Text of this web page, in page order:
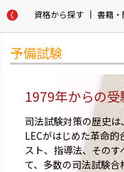
資格から探す 書籍・
予備試験
1979年からの受
司法試験対策の歴史は
LECがはじめた革命
スト、指導法、その
て、多数の司法試験合